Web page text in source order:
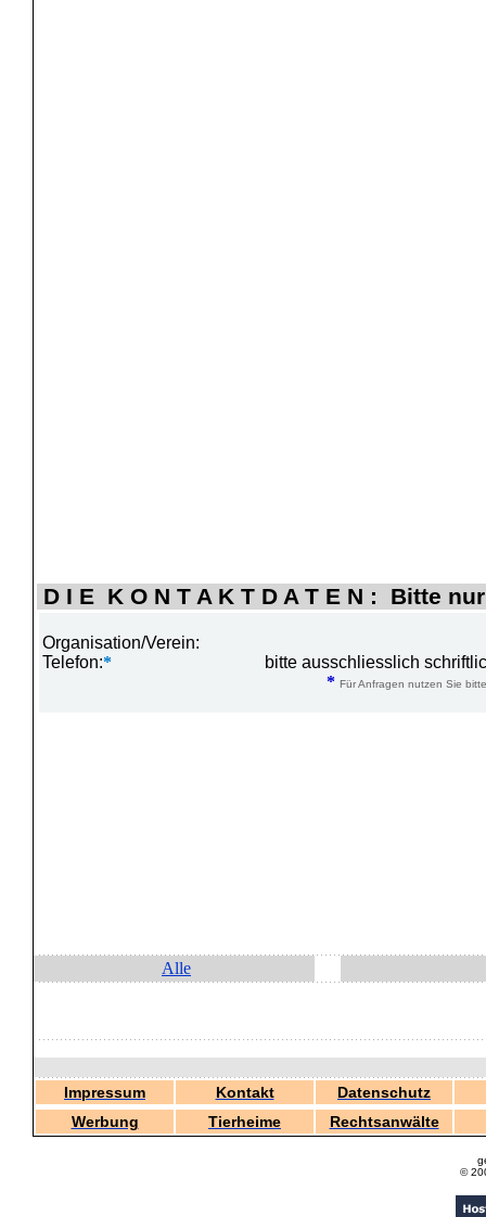
D I E K O N T A K T D A T E N : Bitte
Organisation/Verein:
Telefon:*
bitte ausschliesslich
* Für Anfragen nutzen Sie
Alle
Impressum Kontakt
Datenschutz
Werbung
Tierheime Rechtsanwälte
©